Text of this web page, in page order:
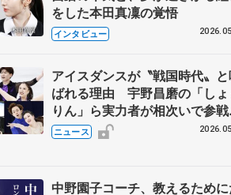
をした本田真凜の覚悟
インタビュー
アイスダンスが〝戦国時代〟
ばれる理由 宇野昌磨の「しょ
りん」ら実力者が相次いで参
国内の競争激化
ニュース
中野園子コーチ、教えるため